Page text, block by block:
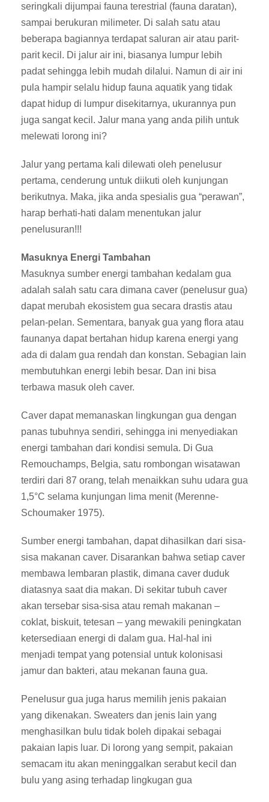
seringkali dijumpai fauna terestrial (fauna daratan),
sampai berukuran milimeter. Di salah satu atau
beberapa bagiannya terdapat saluran air atau parit-
parit kecil. Di jalur air ini, biasanya lumpur lebih
padat sehingga lebih mudah dilalui. Namun di air ini
pula hampir selalu hidup fauna aquatik yang tidak
dapat hidup di lumpur disekitarnya, ukurannya pun
juga sangat kecil. Jalur mana yang anda pilih untuk
melewati lorong ini?
Jalur yang pertama kali dilewati oleh penelusur
pertama, cenderung untuk diikuti oleh kunjungan
berikutnya. Maka, jika anda spesialis gua “perawan”,
harap berhati-hati dalam menentukan jalur
penelusuran!!!
Masuknya Energi Tambahan
Masuknya sumber energi tambahan kedalam gua
adalah salah satu cara dimana caver (penelusur gua)
dapat merubah ekosistem gua secara drastis atau
pelan-pelan. Sementara, banyak gua yang flora atau
faunanya dapat bertahan hidup karena energi yang
ada di dalam gua rendah dan konstan. Sebagian lain
membutuhkan energi lebih besar. Dan ini bisa
terbawa masuk oleh caver.
Caver dapat memanaskan lingkungan gua dengan
panas tubuhnya sendiri, sehingga ini menyediakan
energi tambahan dari kondisi semula. Di Gua
Remouchamps, Belgia, satu rombongan wisatawan
terdiri dari 87 orang, telah menaikkan suhu udara gua
1,5°C selama kunjungan lima menit (Merenne-
Schoumaker 1975).
Sumber energi tambahan, dapat dihasilkan dari sisa-
sisa makanan caver. Disarankan bahwa setiap caver
membawa lembaran plastik, dimana caver duduk
diatasnya saat dia makan. Di sekitar tubuh caver
akan tersebar sisa-sisa atau remah makanan –
coklat, biskuit, tetesan – yang mewakili peningkatan
ketersediaan energi di dalam gua. Hal-hal ini
menjadi tempat yang potensial untuk kolonisasi
jamur dan bakteri, atau mekanan fauna gua.
Penelusur gua juga harus memilih jenis pakaian
yang dikenakan. Sweaters dan jenis lain yang
menghasilkan bulu tidak boleh dipakai sebagai
pakaian lapis luar. Di lorong yang sempit, pakaian
semacam itu akan meninggalkan serabut kecil dan
bulu yang asing terhadap lingkugan gua